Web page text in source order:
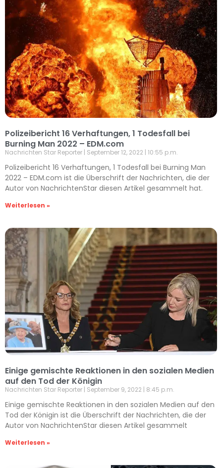
Polizeibericht 16 Verhaftungen, 1 Todesfall bei
Burning Man 2022 – EDM.com
Nachrichten Star Reporter September 12, 2022 10:55 p.m.
Polizeibericht 16 Verhaftungen, 1 Todesfall bei Burning Man
2022 – EDM.com ist die Überschrift der Nachrichten, die der
Autor von NachrichtenStar diesen Artikel gesammelt hat.
Weiterlesen »
Einige gemischte Reaktionen in den sozialen Medien
auf den Tod der Königin
Nachrichten Star Reporter September 9, 2022 8:45 p.m.
Einige gemischte Reaktionen in den sozialen Medien auf den
Tod der Königin ist die Überschrift der Nachrichten, die der
Autor von NachrichtenStar diesen Artikel gesammelt
Weiterlesen »